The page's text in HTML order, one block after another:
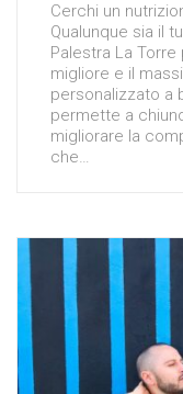
Cerchi un
Qualunque sia il
Palestra La
migliore e il
personalizzato a
permette a
migliorare la
che…